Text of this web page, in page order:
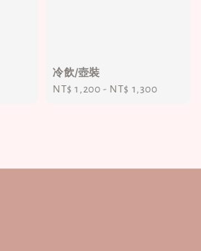
冷飲/壺裝
Regular
NT$ 1,200 - NT$ 1,300